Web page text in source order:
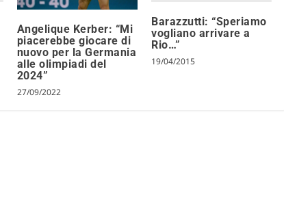
Angelique Kerber: “Mi
piacerebbe giocare di
nuovo per la Germania
alle olimpiadi del
2024”
27/09/2022
Barazzutti: “Speriamo
vogliano arrivare a
Rio…”
19/04/2015